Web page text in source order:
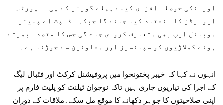
اورانکی حوصلہ افزای کیلے پہلے گورنر کے پی اسپورٹس
ایوارڈز کا انعقاد کیا جائے گا جبکہ اڈاپٹ اے پلیئر
موبائل ایپ بھی متعارف کروای جاے گی جس کا مقصد ابھرتے
ہوئے کھلاڑیوں کو سپانسرز اور معاونین سے جوڑنا ہے۔
انہوں نے کہا کہ خیبر پختونخوا میں پروفیشنل کرکٹ اور فٹبال لیگ
کے اجرا کی تیاریوں جاری ہیں تاکہ نوجوان ٹیلنٹ کو پلیٹ فارم پر
اپنی صلاحیتوں کا جوہر دکھانے کا موقع مل سکے۔ملاقات کے دوران